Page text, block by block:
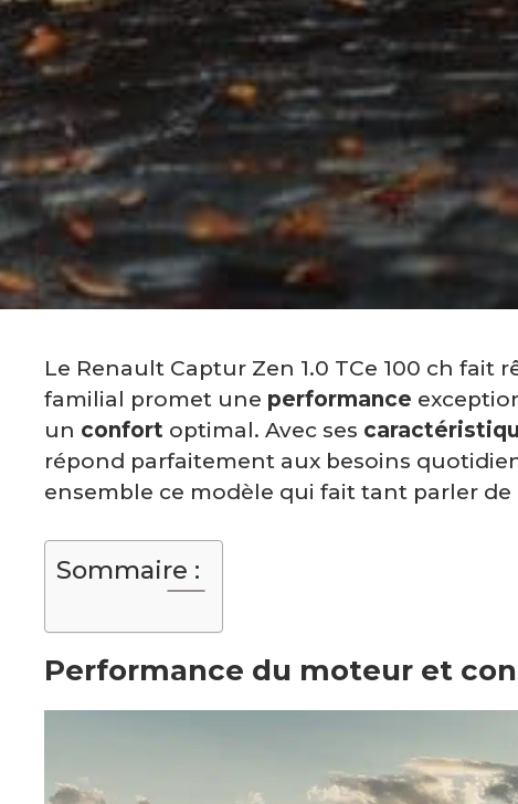
Le Renault Captur Zen 1.0 TCe 100 ch fait
familial promet une performance
un confort optimal. Avec ses
répond parfaitement aux besoins
ensemble ce modèle qui fait tant parler de
Sommaire :
Performance du moteur et